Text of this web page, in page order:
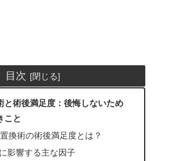
目次
と術後満足度：後悔しないため
こと
換術の術後満足度とは？
影響する主な因子